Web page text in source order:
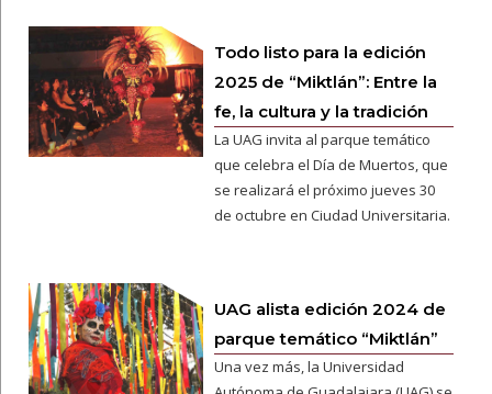
Todo listo para la edición
2025 de “Miktlán”: Entre la
fe, la cultura y la tradición
La UAG invita al parque temático
que celebra el Día de Muertos, que
se realizará el próximo jueves 30
de octubre en Ciudad Universitaria.
UAG alista edición 2024 de
parque temático “Miktlán”
Una vez más, la Universidad